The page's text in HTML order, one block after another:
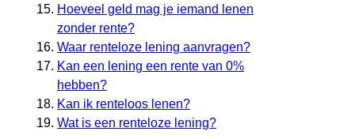
Hoeveel geld mag je iemand lenen
zonder rente?
Waar renteloze lening aanvragen?
Kan een lening een rente van 0%
hebben?
Kan ik renteloos lenen?
Wat is een renteloze lening?